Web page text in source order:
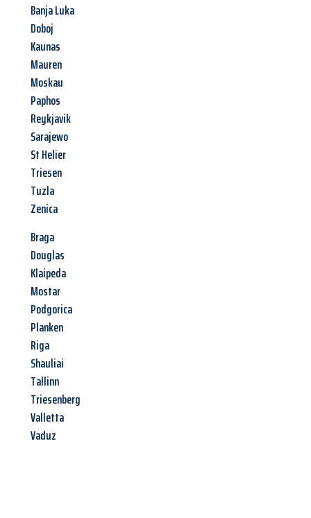
Banja Luka
Doboj
Kaunas
Mauren
Moskau
Paphos
Reykjavik
Sarajewo
St Helier
Triesen
Tuzla
Zenica
Braga
Douglas
Klaipeda
Mostar
Podgorica
Planken
Riga
Shauliai
Tallinn
Triesenberg
Valletta
Vaduz